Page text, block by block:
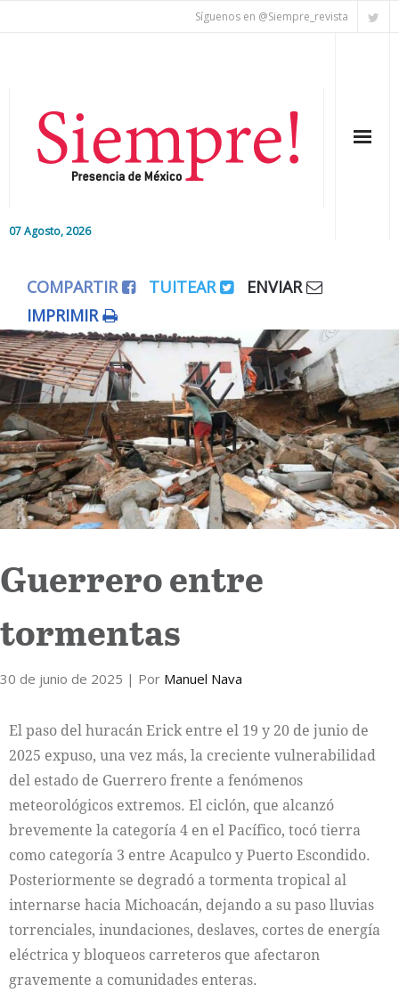
Síguenos en @Siempre_revista
07 Agosto, 2026
Editorial
Nacional
Colaboradores
Internacional
Cultura
COMPARTIR TUITEAR
ENVIAR
IMPRIMIR
Guerrero entre
tormentas
30 de junio de 2025 | Por Manuel Nava
El paso del huracán Erick entre el 19 y 20 de junio de
2025 expuso, una vez más, la creciente vulnerabilidad
del estado de Guerrero frente a fenómenos
meteorológicos extremos. El ciclón, que alcanzó
brevemente la categoría 4 en el Pacífico, tocó tierra
como categoría 3 entre Acapulco y Puerto Escondido.
Posteriormente se degradó a tormenta tropical al
internarse hacia Michoacán, dejando a su paso lluvias
torrenciales, inundaciones, deslaves, cortes de energía
eléctrica y bloqueos carreteros que afectaron
gravemente a comunidades enteras.